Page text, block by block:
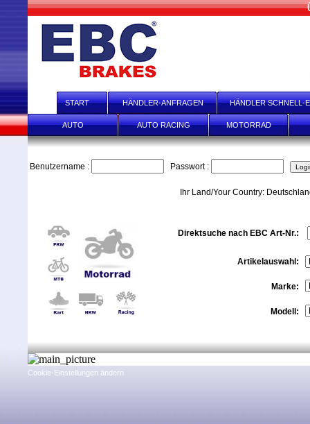
START HÄNDLER-ANFRAGEN HÄNDLER SCHNELL-
AUTO AUTO RACING MOTORRAD
Benutzername : Passwort :
Ihr Land/Your Country:
Direktsuche nach EBC Art-Nr.:
Artikelauswahl:
Marke:
Modell:
Cookie-Einstellungen ändern